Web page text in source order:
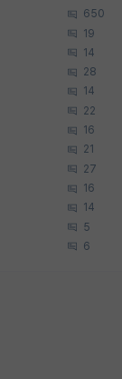
650
19
14
28
14
22
16
21
27
16
14
5
6